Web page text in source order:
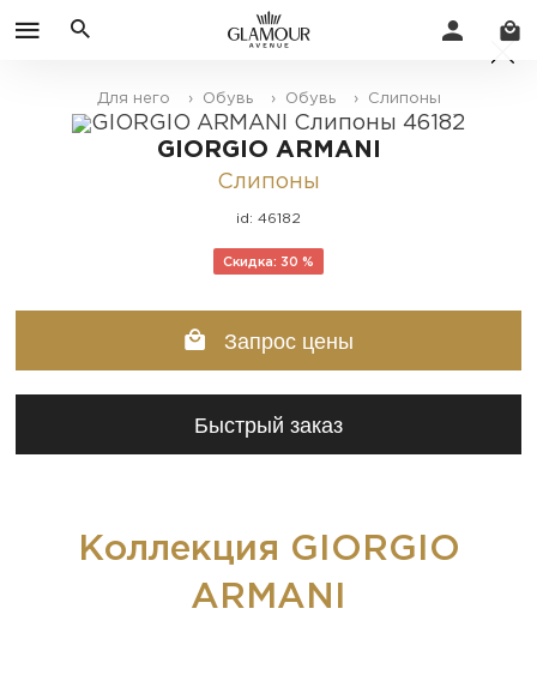
Для него › Обувь › Обувь › Слипоны
GIORGIO ARMANI
Слипоны
id: 46182
Скидка: 30 %
Запрос цены
Быстрый заказ
Коллекция GIORGIO
ARMANI